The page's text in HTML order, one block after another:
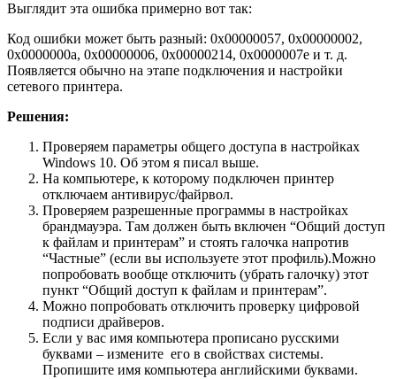
Выглядит эта ошибка примерно вот так:
Код ошибки может быть разный: 0x00000057, 0x00000002,
0x0000000a, 0x00000006, 0x00000214, 0x0000007e и т. д.
Появляется обычно на этапе подключения и настройки
сетевого принтера.
Решения:
Проверяем параметры общего доступа в настройках
Windows 10. Об этом я писал выше.
На компьютере, к которому подключен принтер
отключаем антивирус/файрвол.
Проверяем разрешенные программы в настройках
брандмауэра. Там должен быть включен “Общий доступ
к файлам и принтерам” и стоять галочка напротив
“Частные” (если вы используете этот профиль).Можно
попробовать вообще отключить (убрать галочку) этот
пункт “Общий доступ к файлам и принтерам”.
Можно попробовать отключить проверку цифровой
подписи драйверов.
Если у вас имя компьютера прописано русскими
буквами – измените его в свойствах системы.
Пропишите имя компьютера английскими буквами.